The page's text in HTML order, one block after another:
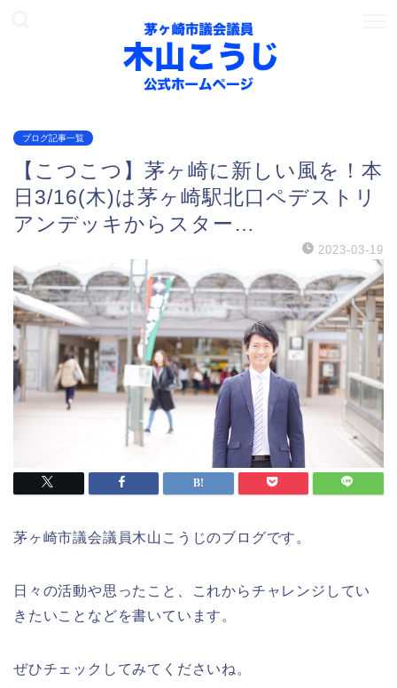
ブログ記事一覧
【こつこつ】茅ヶ崎に新しい風を！本
日3/16(木)は茅ヶ崎駅北口ペデストリ
アンデッキからスター…
2023-03-19
茅ヶ崎市議会議員木山こうじのブログです。
日々の活動や思ったこと、これからチャレンジしてい
きたいことなどを書いています。
ぜひチェックしてみてくださいね。